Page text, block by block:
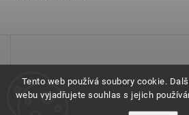
Tento web používá soubory cookie.
webu vyjadřujete souhlas s jejich